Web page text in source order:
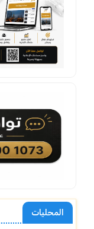
المحليات